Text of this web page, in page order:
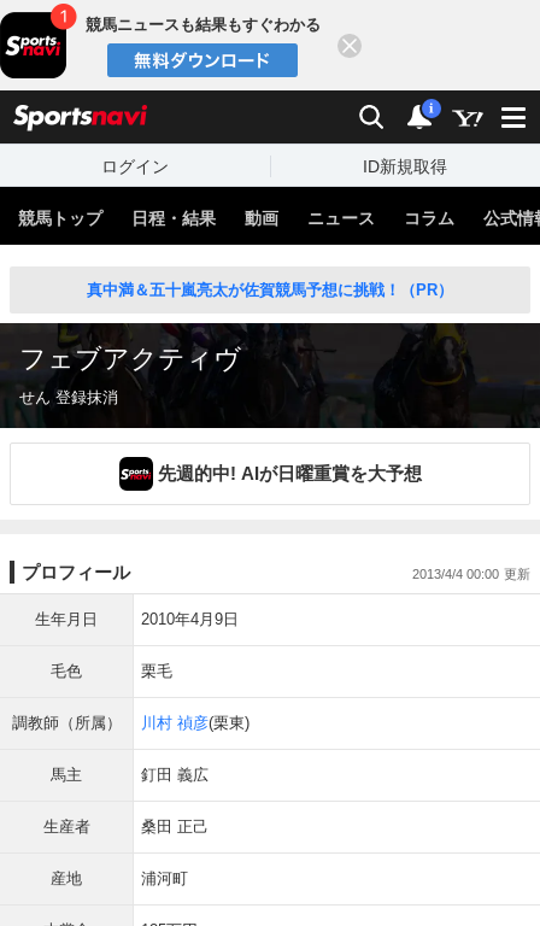
競馬ニュースも結果もすぐわかる
検索 通知
i
ログイン ID新規取得
競馬トップ 日程・結果 動画 ニュース コラム 公式情
真中満＆五十嵐亮太が佐賀競馬予想に挑戦！（PR）
フェブアクティヴ
せん 登録抹消
先週的中! AIが日曜重賞を大予想
プロフィール 2013/4/4 00:00
生年月日 2010年4月9日
毛色 栗毛
調教師（所属） 川村 禎彦(栗東)
馬主 釘田 義広
生産者 桑田 正己
産地 浦河町